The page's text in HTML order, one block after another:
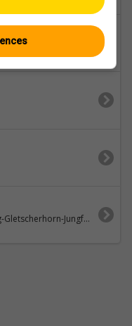
Moritz
Konkordiahütte-Trugberg-Gletscherhorn-Jungfraujoch-Hollandiahütte-SAC-Ebnefluh-Jungfrau-Jungfrau-Region